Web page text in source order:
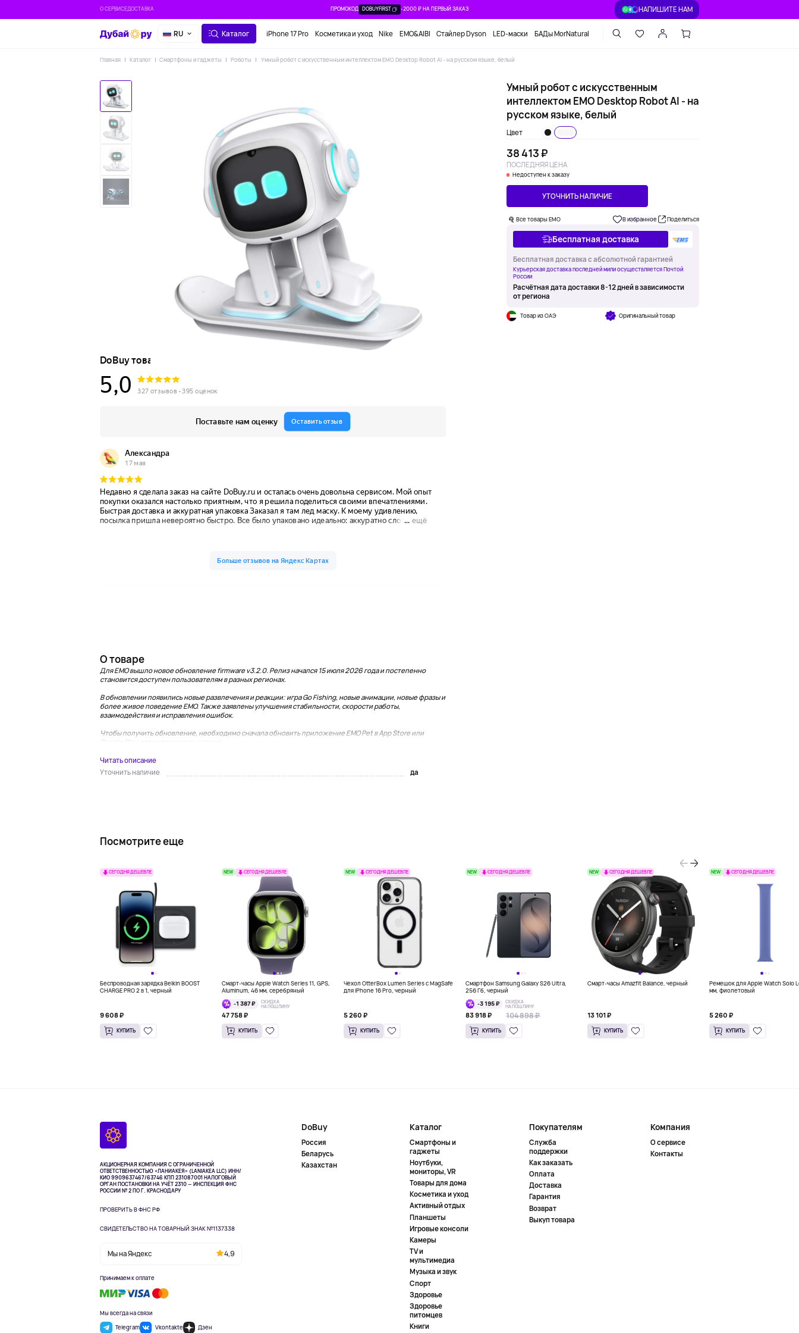
О СЕРВИСЕДОСТАВКА ПРОМОКОД DOBUYFIRST -2000 ₽ НА ПЕРВЫЙ ЗАКАЗ НАПИШИТЕ НАМ
RU Каталог iPhone 17 Pro Косметика и уход Nike EMO&AIBI Стайлер Dyson LED-маски БАДы MorNatural
Главная Каталог Смартфоны и гаджеты Роботы Умный робот с искусственным интеллектом EMO Desktop Robot AI - на русском языке, белый
Умный робот с искусственным
интеллектом EMO Desktop Robot AI - на
русском языке, белый
Цвет
38 413 ₽
ПОСЛЕДНЯЯ ЦЕНА
Недоступен к заказу
УТОЧНИТЬ НАЛИЧИЕ
Все товары EMO В избранное Поделиться
Бесплатная доставка
Бесплатная доставка с абсолютной гарантией
Курьерская доставка последней мили осуществляется Почтой
России
Расчётная дата доставки 8-12 дней в зависимости
от региона
Товар из ОАЭ Оригинальный товар
О товаре
Для EMO вышло новое обновление firmware v3.2.0. Релиз начался 15 июля 2026 года и постепенно
становится доступен пользователям в разных регионах.
В обновлении появились новые развлечения и реакции: игра Go Fishing, новые анимации, новые фразы и
более живое поведение EMO. Также заявлены улучшения стабильности, скорости работы,
взаимодействия и исправления ошибок.
Чтобы получить обновление, необходимо сначала обновить приложение EMO Pet в App Store или
Google Play, затем проверить раздел...
Читать описание
Уточнить наличие
да
Посмотрите еще
СЕГОДНЯ ДЕШЕВЛЕ
Беспроводная зарядка Belkin BOOST
CHARGE PRO 2 в 1, черный
9 608 ₽
КУПИТЬ
NEW СЕГОДНЯ ДЕШЕВЛЕ
Смарт-часы Apple Watch Series 11, GPS,
Aluminum, 46 мм, серебряный
-1 387 ₽
СКИДКА
НА ПОШЛИНУ
47 758 ₽
КУПИТЬ
NEW СЕГОДНЯ ДЕШЕВЛЕ
Чехол OtterBox Lumen Series с MagSafe
для iPhone 16 Pro, черный
5 260 ₽
КУПИТЬ
NEW СЕГОДНЯ ДЕШЕВЛЕ
Смартфон Samsung Galaxy S26 Ultra,
256 Гб, черный
-3 195 ₽
СКИДКА
НА ПОШЛИНУ
83 918 ₽ 104 898 ₽
КУПИТЬ
NEW СЕГОДНЯ ДЕШЕВЛЕ
Смарт-часы Amazfit Balance, черный
13 101 ₽
КУПИТЬ
NEW СЕГОДНЯ ДЕШЕВЛЕ
Ремешок для Apple Watch Solo
мм, фиолетовый
5 260 ₽
КУПИТЬ
АКЦИОНЕРНАЯ КОМПАНИЯ С ОГРАНИЧЕННОЙ
ОТВЕТСТВЕННОСТЬЮ «ЛАНИАКЕЯ» (LANIAKEA LLC) ИНН/
КИО 9909637467/63746 КПП 231087001НАЛОГОВЫЙ
ОРГАН ПОСТАНОВКИ НА УЧЁТ 2310 — ИНСПЕКЦИЯ ФНС
РОССИИ № 2 ПО Г. КРАСНОДАРУ
ПРОВЕРИТЬ В ФНС РФ
СВИДЕТЕЛЬСТВО НА ТОВАРНЫЙ ЗНАК №1137338
Мы на Яндекс 4,9
Принимаем к оплате
Мы всегда на связи
Telegram
Vkontakte Дзен
DoBuy
Россия
Беларусь
Казахстан
Каталог
Смартфоны и
гаджеты
Ноутбуки,
мониторы, VR
Товары для дома
Косметика и уход
Активный отдых
Планшеты
Игровые консоли
Камеры
TV и
мультимедиа
Музыка и звук
Спорт
Здоровье
Здоровье
питомцев
Книги
Покупателям
Служба
поддержки
Как заказать
Оплата
Доставка
Гарантия
Возврат
Выкуп товара
Компания
О сервисе
Контакты